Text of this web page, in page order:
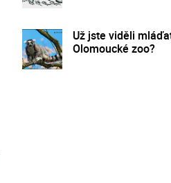
Už jste viděli
Olomoucké zoo?